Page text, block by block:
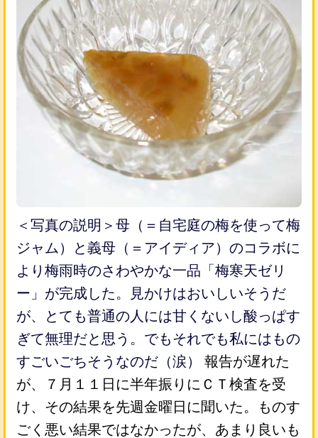
＜写真の説明＞母（＝自宅庭の梅を使って梅
ジャム）と義母（＝アイディア）のコラボに
より梅雨時のさわやかな一品「梅寒天ゼリ
ー」が完成した。見かけはおいしいそうだ
が、とても普通の人には甘くないし酸っぱす
ぎて無理だと思う。でもそれでも私にはもの
すごいごちそうなのだ（涙）
報告が遅れた
が、７月１１日に半年振りにＣＴ検査を受
け、その結果を先週金曜日に聞いた。ものす
ごく悪い結果ではなかったが、あまり良いも